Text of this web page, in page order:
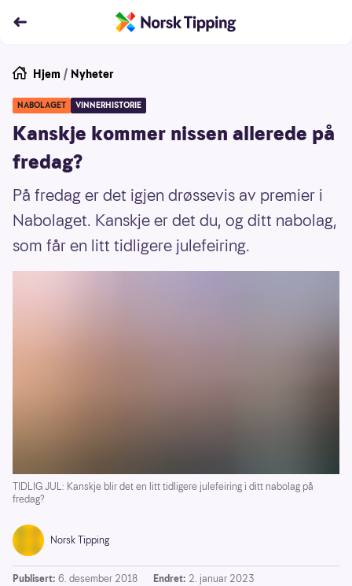
Hjem / Nyheter
NABOLAGET VINNERHISTORIE
Kanskje kommer nissen allerede på
fredag?
På fredag er det igjen drøssevis av premier i
Nabolaget. Kanskje er det du, og ditt nabolag,
som får en litt tidligere julefeiring.
TIDLIG JUL: Kanskje blir det en litt tidligere julefeiring i ditt nabolag på
fredag?
Norsk Tipping
Publisert: 6. desember 2018 Endret: 2. januar 2023